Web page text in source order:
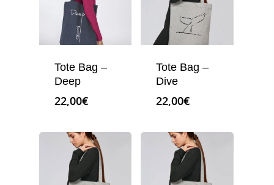
Tote Bag –
Deep
22,00€
Tote Bag –
Dive
22,00€